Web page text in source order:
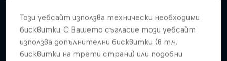
Този уебсайт използва технически необходими
бисквитки. С Вашето съгласие този уебсайт
използва допълнителни бисквитки (в т.ч.
бисквитки на трети страни) или подобни